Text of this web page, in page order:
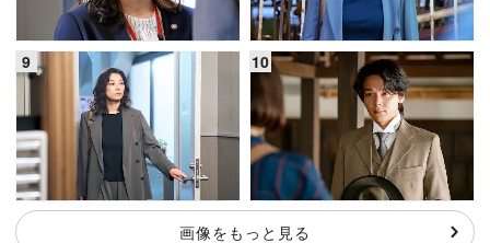
画像をもっと見る